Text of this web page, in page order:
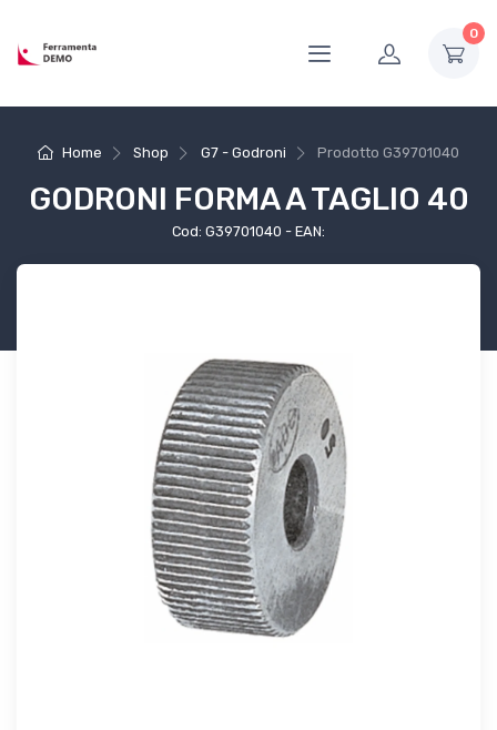
0
Home Shop G7 - Godroni ProdottoG39701040
GODRONI FORMA A TAGLIO 40
Cod: G39701040 - EAN: